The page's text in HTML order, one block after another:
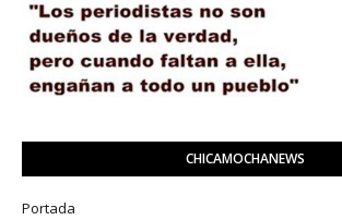
CHICAMOCHANEWS
Portada